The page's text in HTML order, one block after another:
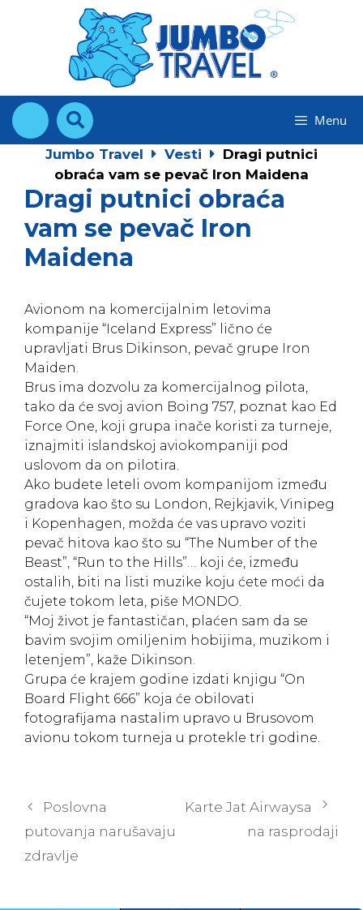
Menu
Jumbo Travel Vesti
Dragi putnici
obraća vam se pevač Iron Maidena
Dragi putnici obraća
vam se pevač Iron
Maidena
Avionom na komercijalnim letovima
kompanije “Iceland Express” lično će
upravljati Brus Dikinson, pevač grupe Iron
Maiden.
Brus ima dozvolu za komercijalnog pilota,
tako da će svoj avion Boing 757, poznat kao Ed
Force One, koji grupa inače koristi za turneje,
iznajmiti islandskoj aviokompaniji pod
uslovom da on pilotira.
Ako budete leteli ovom kompanijom između
gradova kao što su London, Rejkjavik, Vinipeg
i Kopenhagen, možda će vas upravo voziti
pevač hitova kao što su “The Number of the
Beast”, “Run to the Hills”… koji će, između
ostalih, biti na listi muzike koju ćete moći da
čujete tokom leta, piše MONDO.
“Moj život je fantastičan, plaćen sam da se
bavim svojim omiljenim hobijima, muzikom i
letenjem”, kaže Dikinson.
Grupa će krajem godine izdati knjigu “On
Board Flight 666” koja će obilovati
fotografijama nastalim upravo u Brusovom
avionu tokom turneja u protekle tri godine.
Post
navigation
Karte Jat Airwaysa
na rasprodaji
Poslovna
putovanja narušavaju
zdravlje